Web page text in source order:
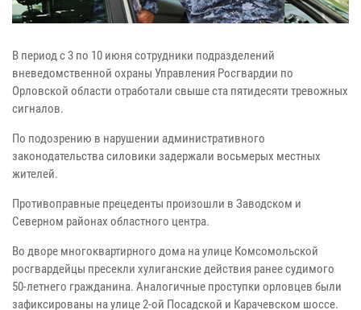
В период с 3 по 10 июня сотрудники подразделений
вневедомственной охраны Управления Росгвардии по
Орловской области отработали свыше ста пятидесяти тревожных
сигналов.
По подозрению в нарушении административного
законодательства силовики задержали восьмерых местных
жителей.
Противоправные прецеденты произошли в Заводском и
Северном районах областного центра.
Во дворе многоквартирного дома на улице Комсомольской
росгвардейцы пресекли хулиганские действия ранее судимого
50-летнего гражданина. Аналогичные проступки орловцев были
зафиксированы на улице 2-ой Посадской и Карачевском шоссе.